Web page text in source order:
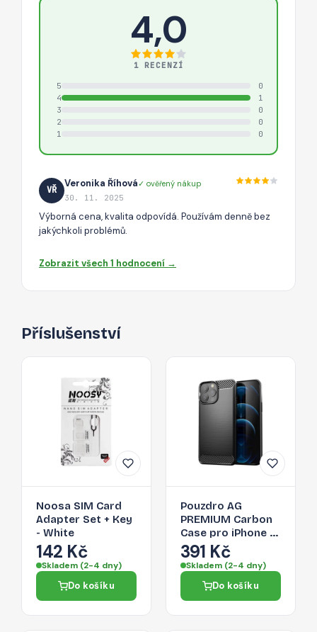
4,0
1 RECENZÍ
5
0
4
1
3
0
2
0
1
0
VŘ
Veronika Říhová✓ ověřený nákup
30. 11. 2025
Výborná cena, kvalita odpovídá. Používám denně bez
jakýchkoli problémů.
Zobrazit všech 1 hodnocení →
Příslušenství
Noosa SIM Card
Adapter Set + Key
- White
142 Kč
Skladem (2-4 dny)
Do košíku
Pouzdro AG
PREMIUM Carbon
Case pro iPhone 13
Pro Max - černé
391 Kč
Skladem (2-4 dny)
Do košíku